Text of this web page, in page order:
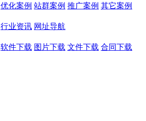
优化案例 站群案例 推广案例 其它案例
行业资讯 网址导航
软件下载 图片下载 文件下载 合同下载